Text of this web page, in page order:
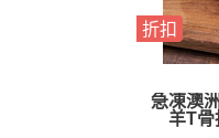
折扣
急凍澳